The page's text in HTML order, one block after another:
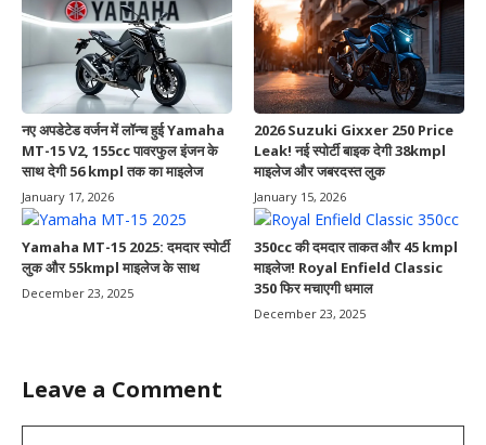
नए अपडेटेड वर्जन में लॉन्च हुई Yamaha
MT-15 V2, 155cc पावरफुल इंजन के
साथ देगी 56 kmpl तक का माइलेज
January 17, 2026
2026 Suzuki Gixxer 250 Price
Leak! नई स्पोर्टी बाइक देगी 38kmpl
माइलेज और जबरदस्त लुक
January 15, 2026
Yamaha MT-15 2025: दमदार स्पोर्टी
लुक और 55kmpl माइलेज के साथ
December 23, 2025
350cc की दमदार ताकत और 45 kmpl
माइलेज! Royal Enfield Classic
350 फिर मचाएगी धमाल
December 23, 2025
Leave a Comment